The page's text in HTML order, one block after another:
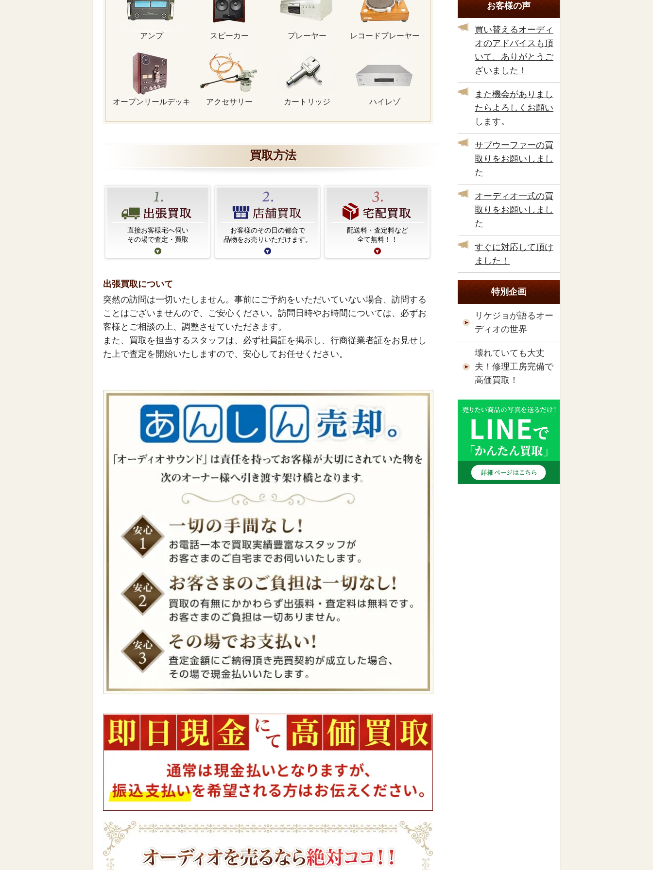
アンプ スピーカー プレーヤー レコードプレーヤー
オープンリールデッキ アクセサリー カートリッジ ハイレゾ
買取方法
直接お客様宅へ伺い
その場で査定・買取
お客様のその日の都合で
品物をお売りいただけます。
配送料・査定料など
全て無料！！
出張買取について
突然の訪問は一切いたしません。事前にご予約をいただいていない場合、訪問する
ことはございませんので、ご安心ください。訪問日時やお時間については、必ずお
客様とご相談の上、調整させていただきます。
また、買取を担当するスタッフは、必ず社員証を掲示し、行商従業者証をお見せし
た上で査定を開始いたしますので、安心してお任せください。
お客様の声
買い替えるオーディ
オのアドバイスも頂
いて、ありがとうご
ざいました！
また機会がありまし
たらよろしくお願い
します。
サブウーファーの買
取りをお願いしまし
た
オーディオ一式の買
取りをお願いしまし
た
すぐに対応して頂け
ました！
特別企画
リケジョが語るオー
ディオの世界
壊れていても大丈
夫！修理工房完備で
高価買取！